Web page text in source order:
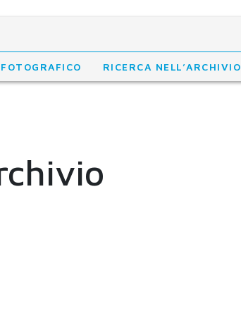
RICERCA NELL’ARCHIVIO